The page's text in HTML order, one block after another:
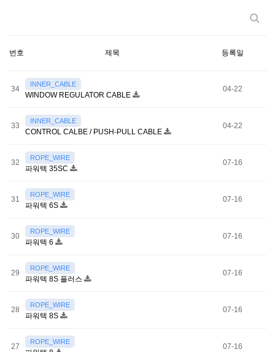
번호 제목 등록일
34
INNER_CABLE
WINDOW REGULATOR CABLE
04-22
33
INNER_CABLE
CONTROL CALBE / PUSH-PULL CABLE
04-22
32
ROPE_WIRE
파워텍 35SC
07-16
31
ROPE_WIRE
파워텍 6S
07-16
30
ROPE_WIRE
파워텍 6
07-16
29
ROPE_WIRE
파워텍 8S 플러스
07-16
28
ROPE_WIRE
파워텍 8S
07-16
27
ROPE_WIRE
07-16